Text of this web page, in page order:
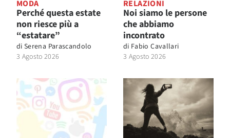
MODA
Perché questa estate
non riesce più a
“estatare”
di Serena Parascandolo
3 Agosto 2026
RELAZIONI
Noi siamo le persone
che abbiamo
incontrato
di Fabio Cavallari
3 Agosto 2026